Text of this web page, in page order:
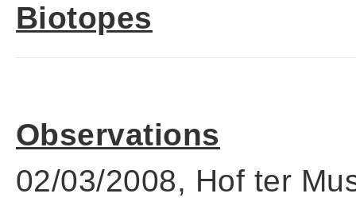
Biotopes
Observations
02/03/2008, Hof ter